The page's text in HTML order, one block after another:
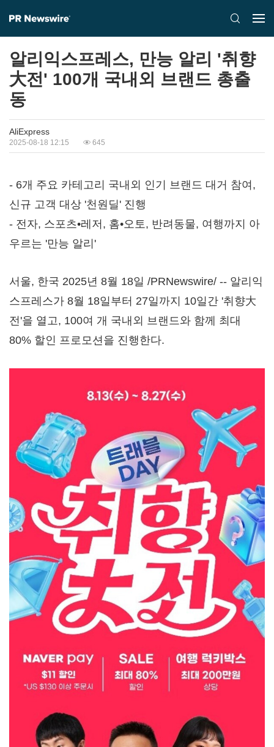
알리익스프레스, 만능 알리 '취향
大전' 100개 국내외 브랜드 총출
동
AliExpress
2025-08-18 12:15 645
- 6개 주요 카테고리 국내외 인기 브랜드 대거 참여,
신규 고객 대상 '천원딜' 진행
- 전자, 스포츠•레저, 홈•오토, 반려동물, 여행까지 아
우르는 '만능 알리'
서울, 한국 2025년 8월 18일 /PRNewswire/ -- 알리익
스프레스가 8월 18일부터 27일까지 10일간 '취향大
전'을 열고, 100여 개 국내외 브랜드와 함께 최대
80% 할인 프로모션을 진행한다.